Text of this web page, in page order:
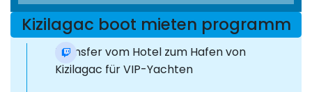
Kizilagac boot mieten programm
Transfer vom Hotel zum Hafen von
Kizilagac für VIP-Yachten